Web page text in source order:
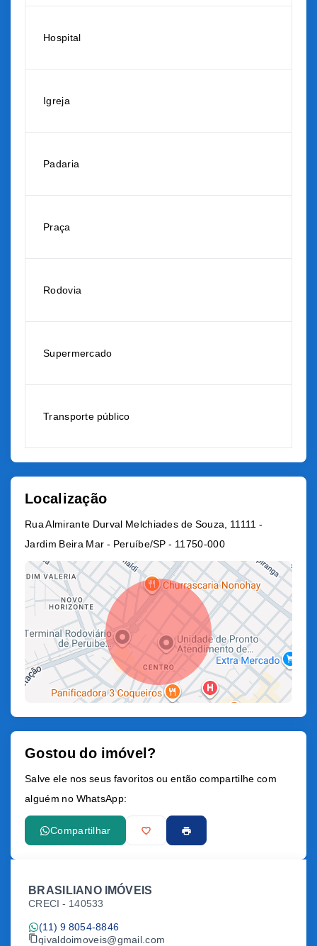
Hospital
Igreja
Padaria
Praça
Rodovia
Supermercado
Transporte público
Localização
Rua Almirante Durval Melchiades de Souza, 11111 -
Jardim Beira Mar - Peruíbe/SP - 11750-000
Gostou do imóvel?
Salve ele nos seus favoritos ou então compartilhe com
alguém no WhatsApp:
Compartilhar
BRASILIANO IMÓVEIS
CRECI - 140533
(11) 9 8054-8846
givaldoimoveis@gmail.com